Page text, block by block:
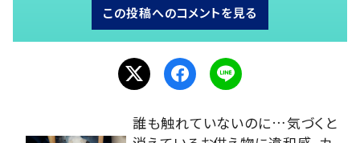
この投稿へのコメントを見る
誰も触れていないのに…気づくと